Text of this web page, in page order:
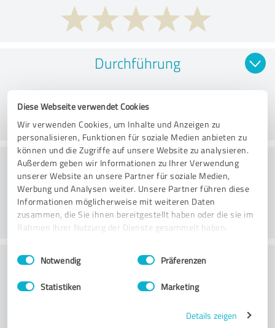
Diese Webseite verwendet Cookies
Wir verwenden Cookies, um Inhalte und Anzeigen zu
personalisieren, Funktionen für soziale Medien anbieten zu
können und die Zugriffe auf unsere Website zu analysieren.
Außerdem geben wir Informationen zu Ihrer Verwendung
unserer Website an unsere Partner für soziale Medien,
Werbung und Analysen weiter. Unsere Partner führen diese
Informationen möglicherweise mit weiteren Daten
zusammen, die Sie ihnen bereitgestellt haben oder die sie im
Rahmen Ihrer Nutzung der Dienste gesammelt haben.
Impressum Datenschutzbestimmungen
Einwilligungsauswahl
Notwendig Präferenzen
Statistiken Marketing
Details zeigen
Durchführung
Beratung
Kundenservice